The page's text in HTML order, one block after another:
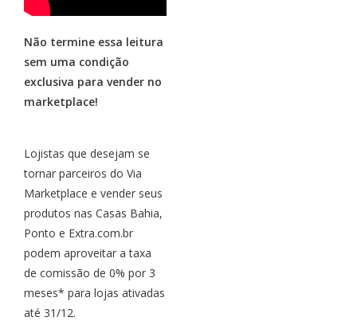
Não termine essa leitura
sem uma condição
exclusiva para vender no
marketplace!
Lojistas que desejam se
tornar parceiros do Via
Marketplace e vender seus
produtos nas Casas Bahia,
Ponto e Extra.com.br
podem aproveitar a taxa
de comissão de 0% por 3
meses* para lojas ativadas
até 31/12.